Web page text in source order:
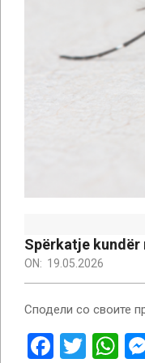
Spërkatje kundër
ON: 19.05.2026
Сподели со своите